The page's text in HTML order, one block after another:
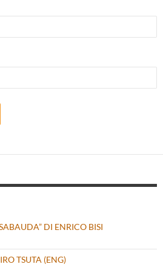
DI ENRICO BISI
TSUTA (ENG)